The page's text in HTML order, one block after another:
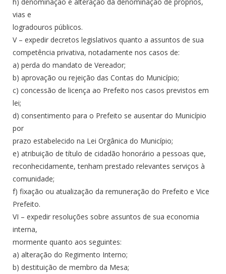
vias e
logradouros públicos.
V – expedir decretos legislativos quanto a assuntos de sua
competência privativa, notadamente nos casos de:
a) perda do mandato de Vereador;
b) aprovação ou rejeição das Contas do Município;
c) concessão de licença ao Prefeito nos casos previstos em
lei;
d) consentimento para o Prefeito se ausentar do Município
por
prazo estabelecido na Lei Orgânica do Município;
e) atribuição de título de cidadão honorário a pessoas que,
reconhecidamente, tenham prestado relevantes serviços à
comunidade;
f) fixação ou atualização da remuneração do Prefeito e Vice
Prefeito.
VI – expedir resoluções sobre assuntos de sua economia
interna,
mormente quanto aos seguintes:
a) alteração do Regimento Interno;
b) destituição de membro da Mesa;